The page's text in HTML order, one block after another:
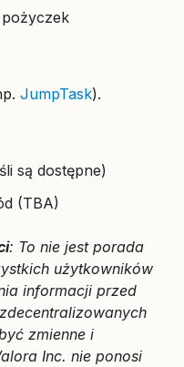
pożyczek
JumpTask).
są dostępne)
(TBA)
: To nie jest porada
użytkowników
informacji przed
zmienne i
Inc. nie ponosi